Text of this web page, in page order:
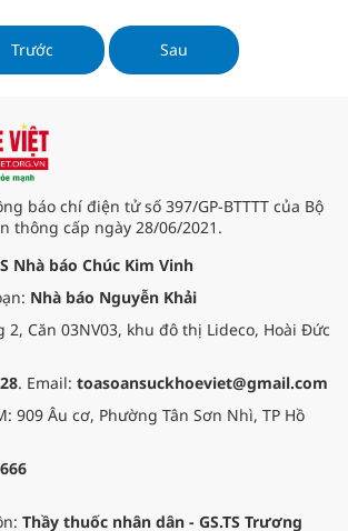
đạt gần 180 tỷ đồng, tăng trưởng
13% so với cùng kỳ và vượt mức kế
hoạch năm 3%.
Trước Sau
báo chí điện tử số 397/GP-BTTTT của Bộ
thông cấp ngày 28/06/2021.
Nhà báo Chúc Kim Vinh
Nhà báo Nguyễn Khải
2, Căn 03NV03, khu đô thị Lideco, Hoài Đức
. Email: toasoansuckhoeviet@gmail.com
909 Âu cơ, Phường Tân Sơn Nhì, TP Hồ
Thầy thuốc nhân dân - GS.TS Trương